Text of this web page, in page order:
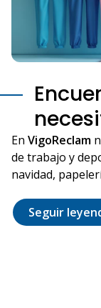
En VigoReclam
de trabajo y
navidad,
Queremos ser
lo que
Seguir